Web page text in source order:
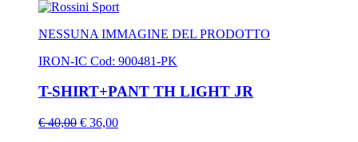
NESSUNA IMMAGINE DEL PRODOTTO
IRON-IC Cod: 900481-PK
T-SHIRT+PANT TH LIGHT JR
€ 40,00 € 36,00